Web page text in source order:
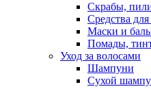
Скрабы,
Средства
Маски и
Помады,
Уход за волосами
Шампуни
Сухой